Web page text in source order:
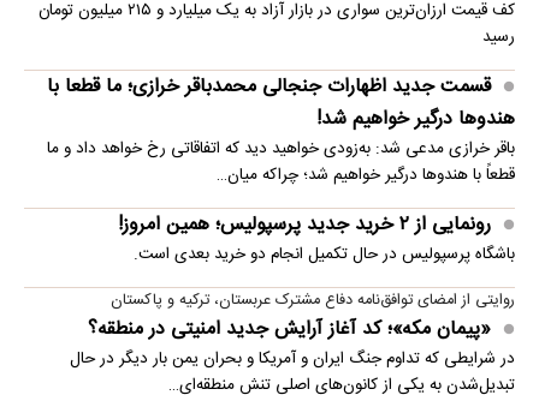
کف قیمت ارزان‌ترین سواری در بازار آزاد به یک میلیارد و ۲۱۵ میلیون تومان
رسید
قسمت جدید اظهارات جنجالی محمدباقر خرازی؛ ما قطعا با
هندوها درگیر خواهیم شد!
باقر خرازی مدعی شد: به‌زودی خواهید دید که اتفاقاتی رخ خواهد داد و ما
قطعاً با هندوها درگیر خواهیم شد؛ چراکه میان…
رونمایی از ۲ خرید جدید پرسپولیس؛ همین امروز!
باشگاه پرسپولیس در حال تکمیل انجام دو خرید بعدی است.
روایتی از امضای توافق‌نامه دفاع مشترک عربستان، ترکیه و پاکستان
«پیمان مکه»؛ کد آغاز آرایش جدید امنیتی در منطقه؟
در شرایطی که تداوم جنگ ایران و آمریکا و بحران یمن بار دیگر در حال
تبدیل‌شدن به یکی از کانون‌های اصلی تنش منطقه‌ای…